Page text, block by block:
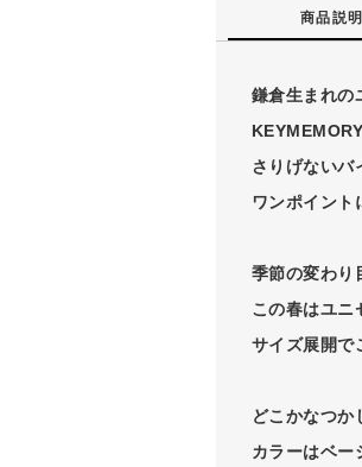
商品説明
鎌倉生まれの
さりげないバ
ワンポイント
季節の変わり
この春はユニ
サイズ展開で
どこかなつか
カラーはベー